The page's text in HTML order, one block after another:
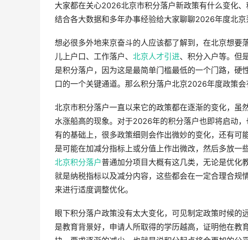
大家都在关心2026北京市积分落户新政策有什么变化
结合各大数据和多年办事经验给大家聊聊2026年度北京
想必很多外地来京奋斗的人应该都了解到，在北京想要
儿上户口、工作落户、 北京人才引进、积分入户等。但
是积分落户，因为这是最简单门槛最低的一个门路，硬
口的一个关键通道。那么积分落户北京2026年度政策
北京市积分落户一直以来它的政策都在逐渐的变化，
水涨船高的现象。对于2026年的积分落户也即将启动
有的基础上，很多政策细则会作出微妙的变化，还有
是可能在加减分指标上或分值上作出微改，然后多放
北京积分落户普通加分项目大概有这几类，无论是优化
就是纳税指标以及减分内容，这些都会在一定合理合
来进行适度调整优化。
眼下积分落户政策没有太大变化，可见制定政策时候
是教育背景好，申请人所取得的学历越高，证明他在